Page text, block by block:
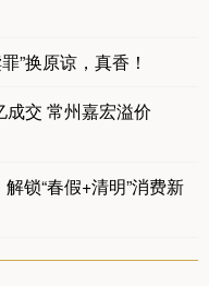
”换原谅，真香！
交 常州嘉宏溢价
锁“春假+清明”消费新